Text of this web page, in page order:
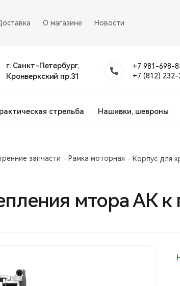
О магазине Новости
г. Санкт-Петербург,
Кронверкский пр.31
+7 981-698-
+7 (812) 232-
стрельба Нашивки, шевроны
запчасти Рамка моторная Корпус для
мтора АК к